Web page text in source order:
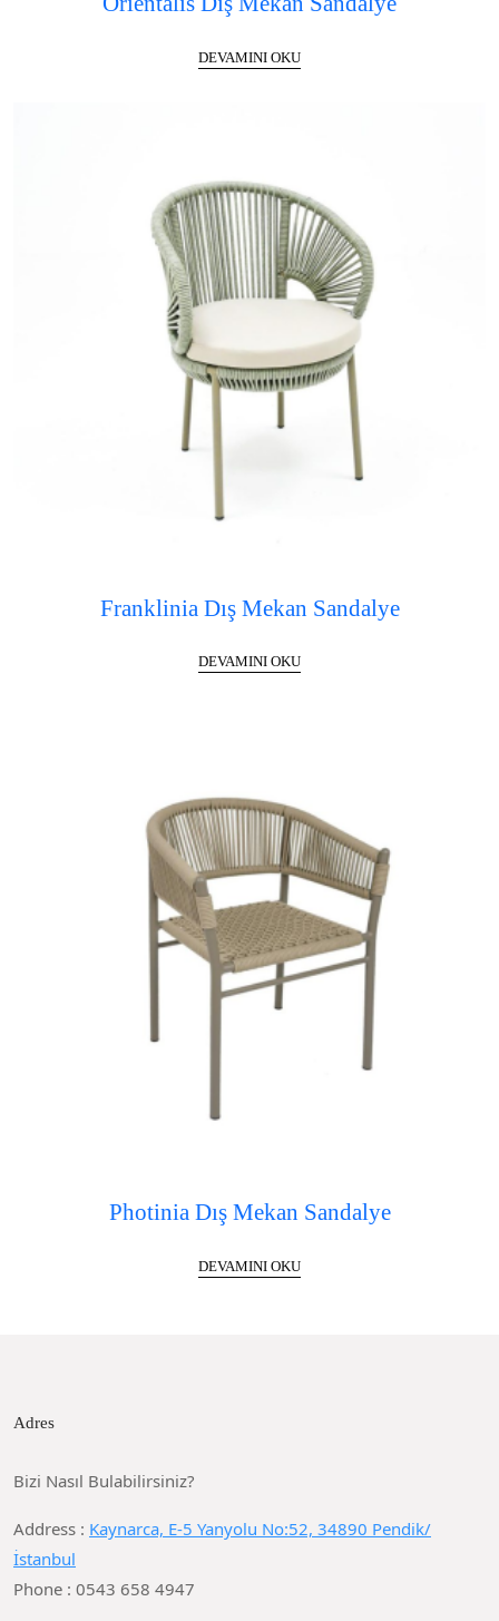
DEVAMINI OKU
Franklinia Dış Mekan Sandalye
DEVAMINI OKU
Photinia Dış Mekan Sandalye
DEVAMINI OKU
Adres
Bizi Nasıl Bulabilirsiniz?
Address : Kaynarca, E-5 Yanyolu No:52, 34890 Pendik/
İstanbul
Phone : 0543 658 4947